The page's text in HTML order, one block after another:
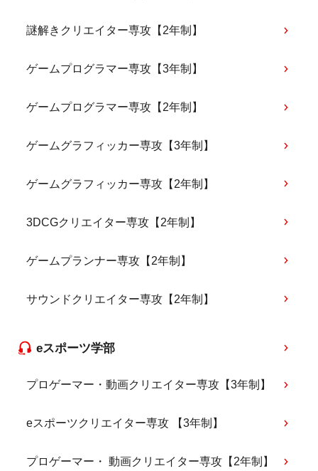
謎解きクリエイター専攻【2年制】
ゲームプログラマー専攻【3年制】
ゲームプログラマー専攻【2年制】
ゲームグラフィッカー専攻【3年制】
ゲームグラフィッカー専攻【2年制】
3DCGクリエイター専攻【2年制】
ゲームプランナー専攻【2年制】
サウンドクリエイター専攻【2年制】
eスポーツ学部
プロゲーマー・動画クリエイター専攻【3年制】
eスポーツクリエイター専攻 【3年制】
プロゲーマー・ 動画クリエイター専攻【2年制】